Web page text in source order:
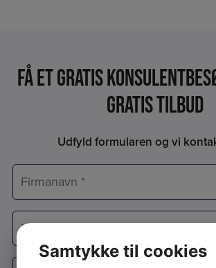
Få et Gratis
gratis tilbud
Udfyld formularen og vi
Firmanavn
Navn
*
E-
Samtykke til cookies